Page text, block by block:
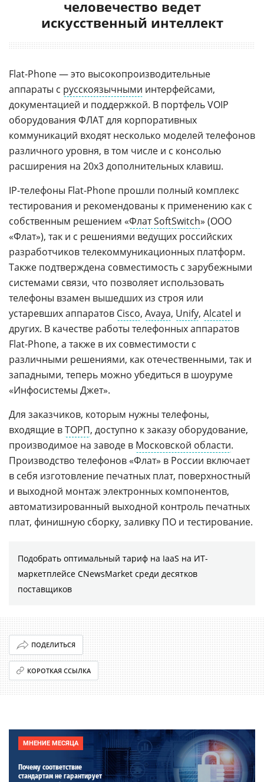
человечество ведет
искусственный интеллект
Flat-Phone — это высокопроизводительные
аппараты с русскоязычными интерфейсами,
документацией и поддержкой. В портфель VOIP
оборудования ФЛАТ для корпоративных
коммуникаций входят несколько моделей телефонов
различного уровня, в том числе и с консолью
расширения на 20х3 дополнительных клавиш.
IP-телефоны Flat-Phone прошли полный комплекс
тестирования и рекомендованы к применению как с
собственным решением «Флат SoftSwitch» (ООО
«Флат»), так и с решениями ведущих российских
разработчиков телекоммуникационных платформ.
Также подтверждена совместимость с зарубежными
системами связи, что позволяет использовать
телефоны взамен вышедших из строя или
устаревших аппаратов Cisco, Avaya, Unify, Alcatel и
других. В качестве работы телефонных аппаратов
Flat-Phone, а также в их совместимости с
различными решениями, как отечественными, так и
западными, теперь можно убедиться в шоуруме
«Инфосистемы Джет».
Для заказчиков, которым нужны телефоны,
входящие вТОРП, доступно к заказу оборудование,
производимое на заводе в Московской области.
Производство телефонов «Флат» в России включает
в себя изготовление печатных плат, поверхностный
и выходной монтаж электронных компонентов,
автоматизированный выходной контроль печатных
плат, финишную сборку, заливку ПО и тестирование.
Подобрать оптимальный тариф на IaaS на ИТ-
маркетплейсе CNewsMarket среди десятков
поставщиков
ПОДЕЛИТЬСЯ
КОРОТКАЯ ССЫЛКА
МНЕНИЕ МЕСЯЦА
Почему соответствие
стандартам не гарантирует